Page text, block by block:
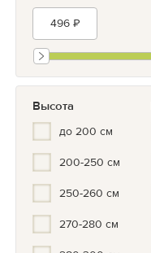
Высота
до 200 см
200-250 см
250-260 см
270-280 см